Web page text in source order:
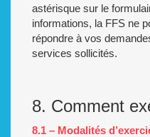
astérisque sur le
informations, la FFS ne
répondre à vos
services sollicités.
8. Comment
8.1 – Modalités